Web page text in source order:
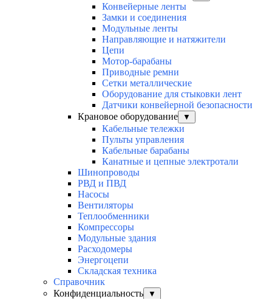
Конвейерные ленты
Замки и соединения
Модульные ленты
Направляющие и натяжители
Цепи
Мотор-барабаны
Приводные ремни
Сетки металлические
Оборудование для стыковки лент
Датчики конвейерной безопасности
Крановое оборудование
▼
Кабельные тележки
Пульты управления
Кабельные барабаны
Канатные и цепные электротали
Шинопроводы
РВД и ПВД
Насосы
Вентиляторы
Теплообменники
Компрессоры
Модульные здания
Расходомеры
Энергоцепи
Складская техника
Справочник
Конфиденциальность
▼